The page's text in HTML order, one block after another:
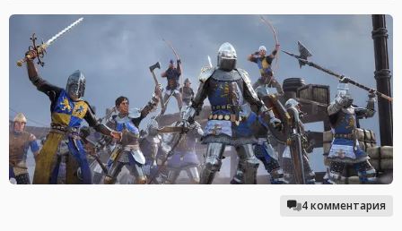
4 комментария